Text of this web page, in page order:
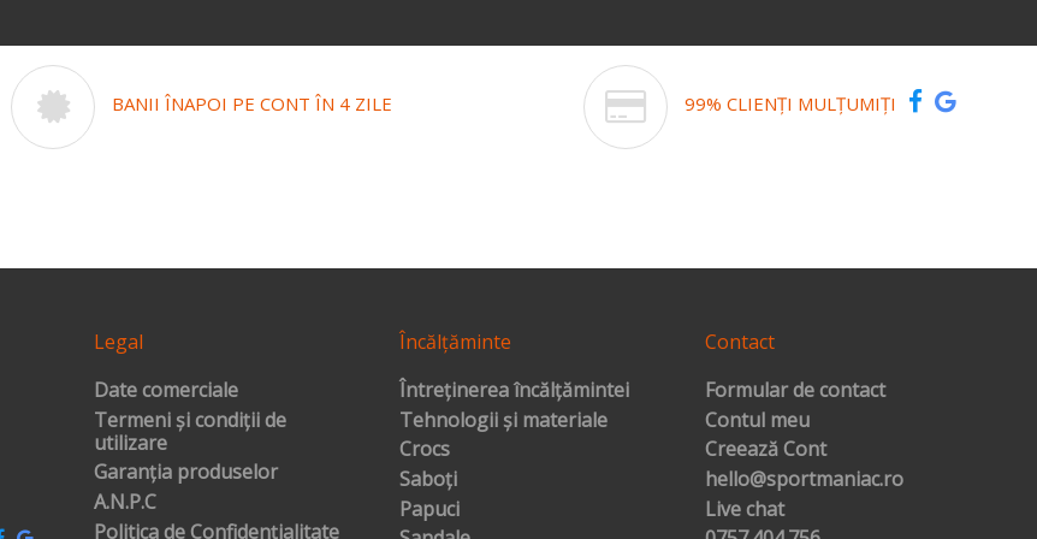
BANII ÎNAPOI PE CONT ÎN 4 ZILE 99% CLIENȚI MULȚUMIȚI
Legal
Date comerciale
Termeni și condiții de
utilizare
Garanția produselor
A.N.P.C
Politica de Confidențialitate
Încălțăminte
Întreținerea încălțămintei
Tehnologii și materiale
Crocs
Saboți
Papuci
Contact
Formular de contact
Contul meu
Creează Cont
hello@sportmaniac.ro
Live chat